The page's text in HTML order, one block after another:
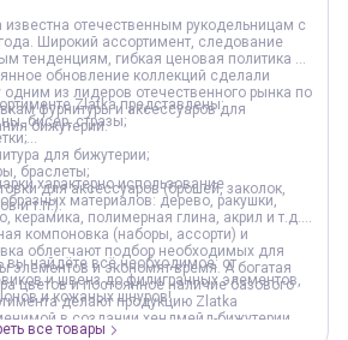
известна отечественным рукодельницам с
Широкий ассортимент, следование
тенденциям, гибкая ценовая политика и
обновление коллекций сделали
одним из лидеров отечественного рынка по
фурнитуры и аксессуаров для
бижутерии.
Zlatka представлены:
бисер, стразы;
для бижутерии;
браслеты;
для аксессуаров (брошей, заколок,
и т.п.).
характерно использование
материалов: дерево, ракушки,
керамика, полимерная глина, акрил и т.д.
компоновка (наборы, ассорти) и
облегчают подбор необходимых для
элементов и экономят время. А богатая
цветов и постоянное наличие базового
продукцию Zlatka
в создании хендмейд-бижутерии.
вы найдёте всё необходимое: от
и швенз до филигранных элементов,
и кожаных шнуров!
все товары